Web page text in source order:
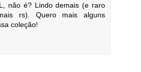
não é? Lindo demais (e raro
rs). Quero mais alguns
coleção!